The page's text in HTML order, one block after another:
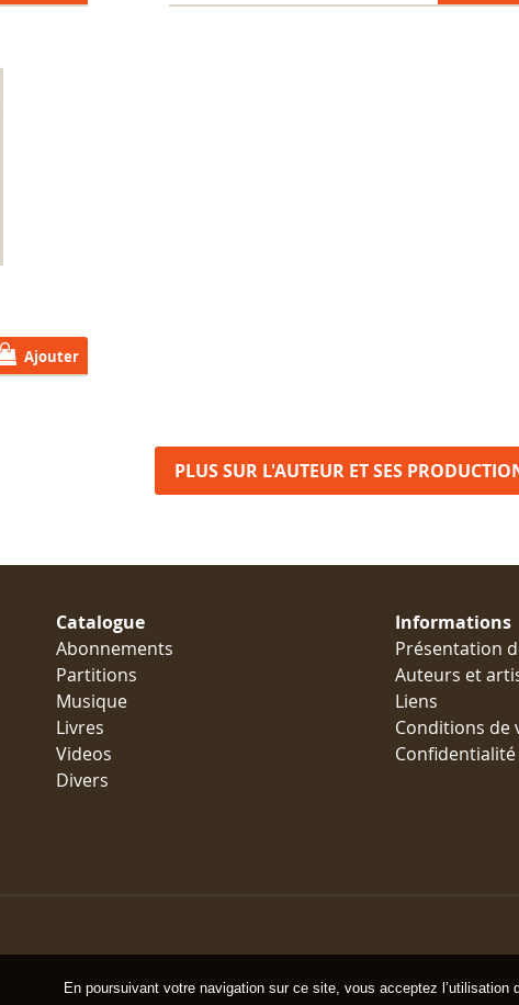
En poursuivant votre navigation sur ce site, vous acceptez l’utilisation
Ajouter
PLUS SUR L'AUTEUR ET SES
Catalogue
Abonnements
Partitions
Musique
Livres
Videos
Divers
Informations
Présentation
Auteurs et
Liens
Conditions de